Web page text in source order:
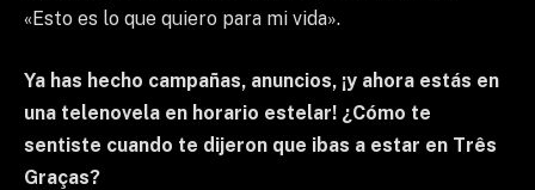
«Esto es lo que quiero para mi vida».
Ya has hecho campañas, anuncios, ¡y ahora estás en
una telenovela en horario estelar! ¿Cómo te
sentiste cuando te dijeron que ibas a estar en Três
Graças?